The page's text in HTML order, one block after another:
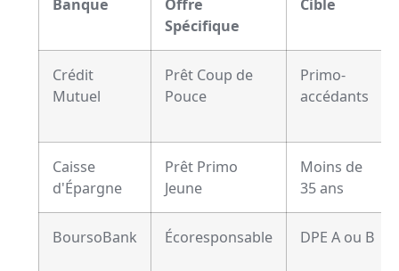
Banque
Offre
Spécifique
Cible
Crédit
Mutuel
Prêt Coup de
Pouce
Primo-
accédants
Caisse
d'Épargne
Prêt Primo
Jeune
Moins de
35 ans
BoursoBank Écoresponsable DPE A ou B